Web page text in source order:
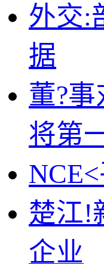
外交:
据
董?
将第
楚江!
企业